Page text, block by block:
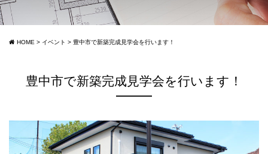
HOME > イベント > 豊中市で新築完成見学会を行います！
豊中市で新築完成見学会を行います！